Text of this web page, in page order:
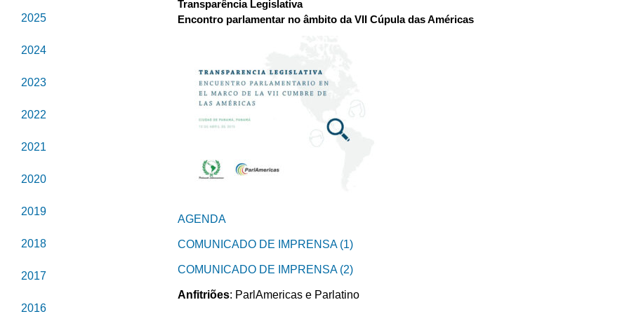
2025
2024
2023
2022
2021
2020
2019
2018
2017
2016
Transparência Legislativa
Encontro parlamentar no âmbito da VII Cúpula das Américas
AGENDA
COMUNICADO DE IMPRENSA (1)
COMUNICADO DE IMPRENSA (2)
Anfitriões: ParlAmericas e Parlatino